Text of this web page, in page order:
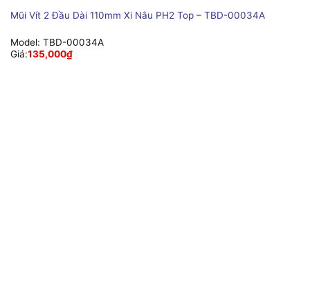
Mũi Vít 2 Đầu Dài 110mm Xi Nâu PH2 Top – TBD-00034A
Model: TBD-00034A
Giá:135,000₫